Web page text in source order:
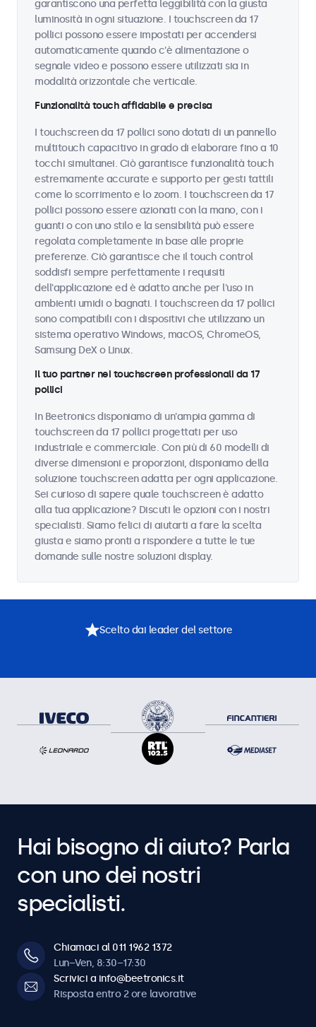
garantiscono una perfetta leggibilità con la giusta
luminosità in ogni situazione. I touchscreen da 17
pollici possono essere impostati per accendersi
automaticamente quando c'è alimentazione o
segnale video e possono essere utilizzati sia in
modalità orizzontale che verticale.
Funzionalità touch affidabile e precisa
I touchscreen da 17 pollici sono dotati di un pannello
multitouch capacitivo in grado di elaborare fino a 10
tocchi simultanei. Ciò garantisce funzionalità touch
estremamente accurate e supporto per gesti tattili
come lo scorrimento e lo zoom. I touchscreen da 17
pollici possono essere azionati con la mano, con i
guanti o con uno stilo e la sensibilità può essere
regolata completamente in base alle proprie
preferenze. Ciò garantisce che il touch control
soddisfi sempre perfettamente i requisiti
dell'applicazione ed è adatto anche per l'uso in
ambienti umidi o bagnati. I touchscreen da 17 pollici
sono compatibili con i dispositivi che utilizzano un
sistema operativo Windows, macOS, ChromeOS,
Samsung DeX o Linux.
Il tuo partner nei touchscreen professionali da 17
pollici
In Beetronics disponiamo di un'ampia gamma di
touchscreen da 17 pollici progettati per uso
industriale e commerciale. Con più di 60 modelli di
diverse dimensioni e proporzioni, disponiamo della
soluzione touchscreen adatta per ogni applicazione.
Sei curioso di sapere quale touchscreen è adatto
alla tua applicazione? Discuti le opzioni con i nostri
specialisti. Siamo felici di aiutarti a fare la scelta
giusta e siamo pronti a rispondere a tutte le tue
domande sulle nostre soluzioni display.
Scelto dai leader del settore
Hai bisogno di aiuto? Parla
con uno dei nostri
specialisti.
Chiamaci al 011 1962 1372
Lun–Ven, 8:30–17:30
Scrivici a info@beetronics.it
Risposta entro 2 ore lavorative